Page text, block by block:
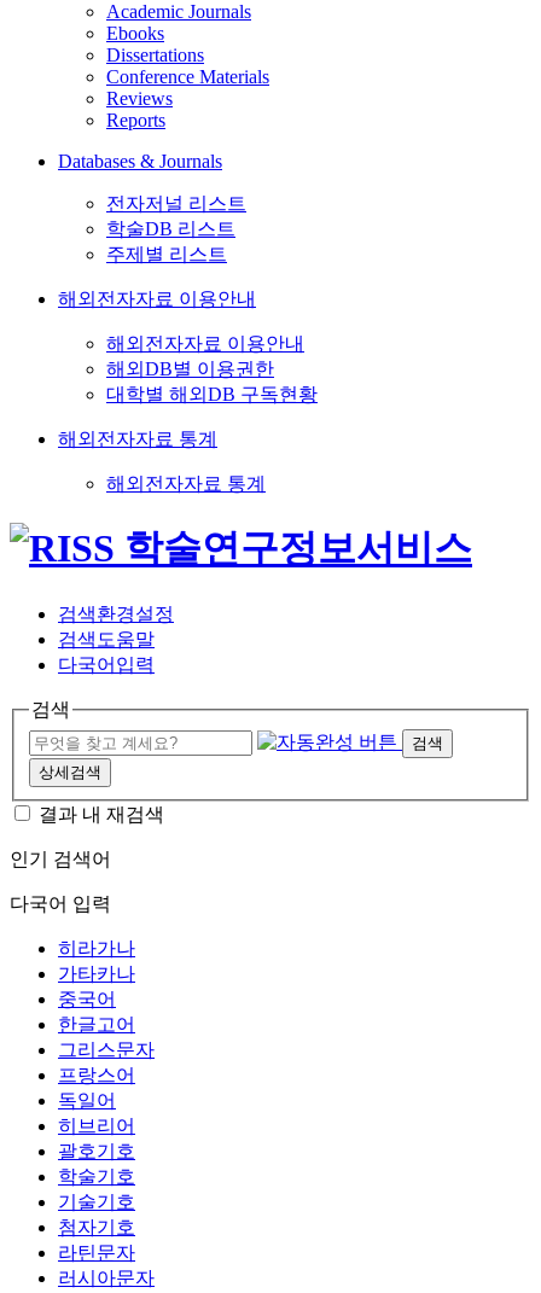
Academic Journals
Ebooks
Dissertations
Conference Materials
Reviews
Reports
Databases & Journals
전자저널 리스트
학술DB 리스트
주제별 리스트
해외전자자료 이용안내
해외전자자료 이용안내
해외DB별 이용권한
대학별 해외DB 구독현황
해외전자자료 통계
해외전자자료 통계
검색환경설정
검색도움말
다국어입력
검색
검색
상세검색
결과 내 재검색
인기 검색어
다국어 입력
히라가나
가타카나
중국어
한글고어
그리스문자
프랑스어
독일어
히브리어
괄호기호
학술기호
기술기호
첨자기호
라틴문자
러시아문자